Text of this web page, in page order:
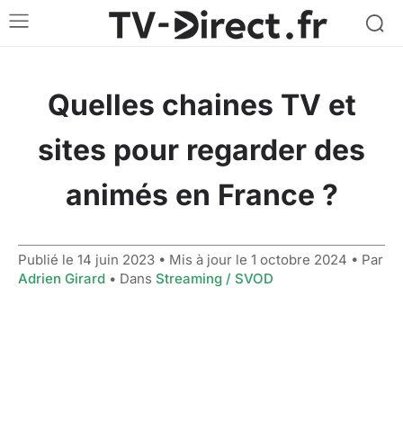
Quelles chaines TV et
sites pour regarder des
animés en France ?
Publié le 14 juin 2023 • Mis à jour le 1 octobre 2024 • Par
Adrien Girard • Dans Streaming / SVOD